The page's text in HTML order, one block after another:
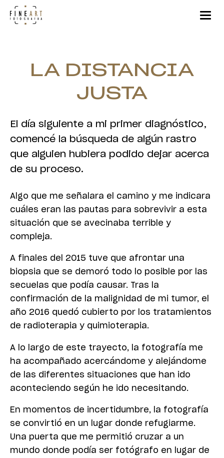
LA DISTANCIA
JUSTA
El día siguiente a mi primer diagnóstico,
comencé la búsqueda de algún rastro
que alguien hubiera podido dejar acerca
de su proceso.
Algo que me señalara el camino y me indicara
cuáles eran las pautas para sobrevivir a esta
situación que se avecinaba terrible y
compleja.
A finales del 2015 tuve que afrontar una
biopsia que se demoró todo lo posible por las
secuelas que podía causar. Tras la
confirmación de la malignidad de mi tumor, el
año 2016 quedó cubierto por los tratamientos
de radioterapia y quimioterapia.
A lo largo de este trayecto, la fotografía me
ha acompañado acercándome y alejándome
de las diferentes situaciones que han ido
aconteciendo según he ido necesitando.
En momentos de incertidumbre, la fotografía
se convirtió en un lugar donde refugiarme.
Una puerta que me permitió cruzar a un
mundo donde podía ser fotógrafo en lugar de